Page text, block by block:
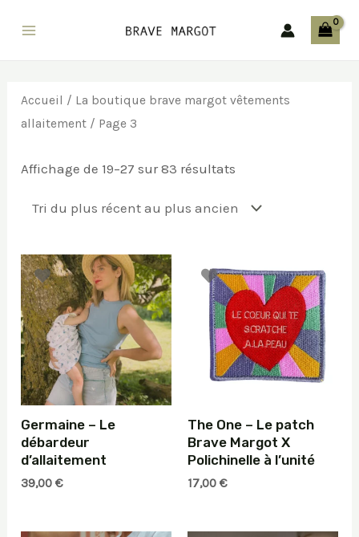
Accueil / La boutique brave margot vêtements
allaitement / Page 3
Affichage de 19–27 sur 83 résultats
récent
Germaine – Le
débardeur
d’allaitement
39,00€
The One – Le patch
Brave Margot X
Polichinelle à l’unité
17,00 €